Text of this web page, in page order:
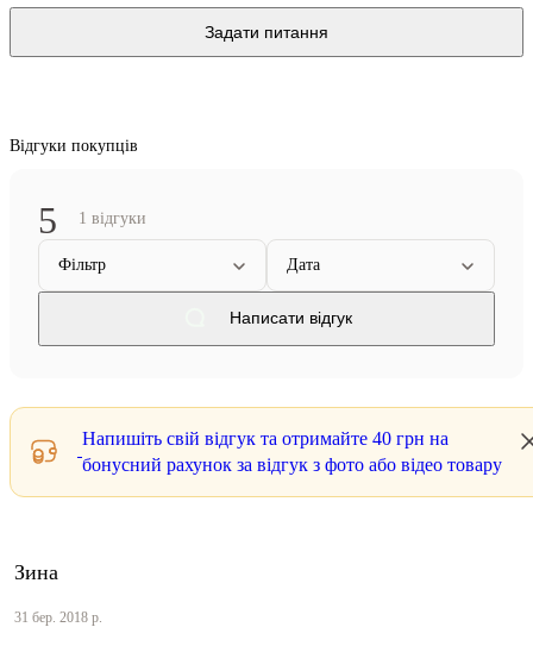
Задати питання
Відгуки покупців
5 1 відгуки
Фільтр Дата
Написати відгук
Напишіть свій відгук та отримайте 40 грн на
бонусний рахунок за відгук з фото або відео товару
Зина
31 бер. 2018 р.